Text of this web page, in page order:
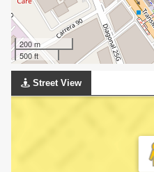
200 m
500 ft
Street View